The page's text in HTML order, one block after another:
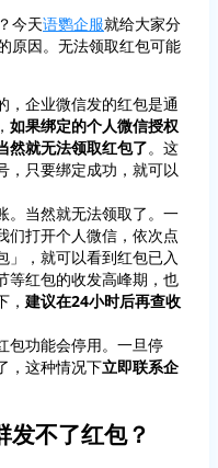
今天语鹦企服就给大家分
原因。无法领取红包可能
，企业微信发的红包是通
如果绑定的个人微信授权
然就无法领取红包了。这
，只要绑定成功，就可以
。当然就无法领取了。一
们打开个人微信，依次点
」，就可以看到红包已入
等红包的收发高峰期，也
， 建议在24小时后再查收
包功能会停用。一旦停
，这种情况下立即联系企
发不了红包？